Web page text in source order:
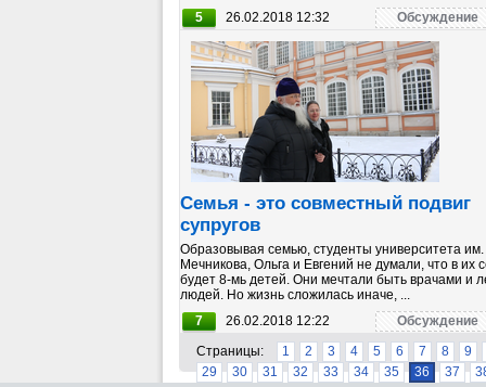
5
26.02.2018 12:32 Обсуждение
Семья - это совместный подвиг
супругов
Образовывая семью, студенты университета
Мечникова, Ольга и Евгений не думали, что в их
будет 8-мь детей. Они мечтали быть врачами и
людей. Но жизнь сложилась иначе, ...
7
26.02.2018 12:22
Обсуждение
Страницы:
1 2 3 4 5 6 7 8
9
29
30 31 32 33 34 35 36 37